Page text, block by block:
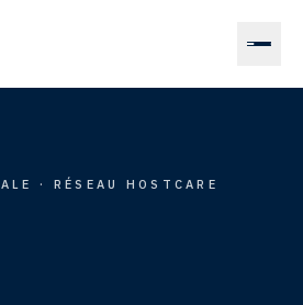
· RÉSEAU HOSTCARE